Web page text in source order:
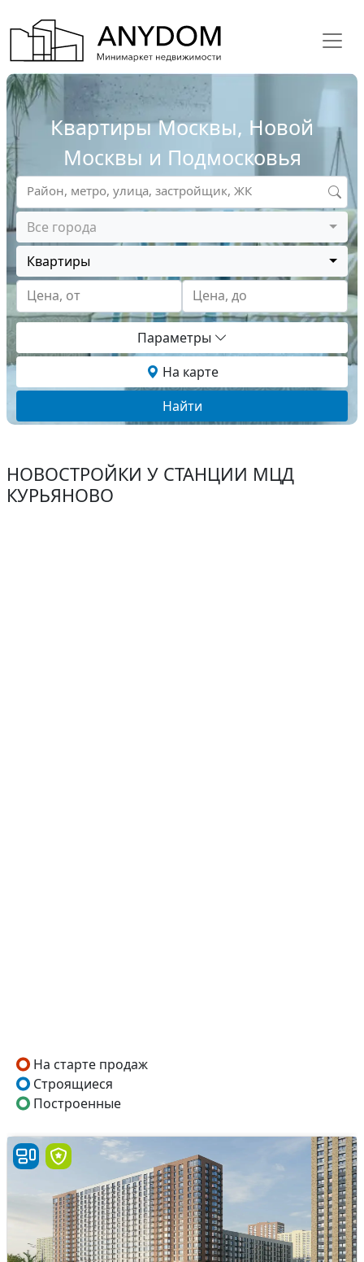
Квартиры Москвы, Новой
Москвы и Подмосковья
Все города
Квартиры
Цена, от
Цена, до
Район, метро, улица, застройщик, ЖК
Параметры
На карте
Найти
НОВОСТРОЙКИ У СТАНЦИИ МЦД
КУРЬЯНОВО
На старте продаж
Строящиеся
Построенные